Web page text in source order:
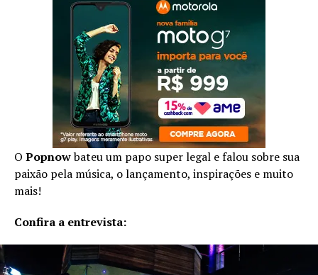
O Popnowbateu um papo super legal e falou sobre sua
paixão pela música, o lançamento, inspirações e muito
mais!
Confira a entrevista: